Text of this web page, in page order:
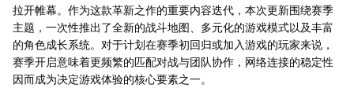
拉开帷幕。作为这款革新之作的重要内容迭代，本次更新围绕赛季
主题，一次性推出了全新的战斗地图、多元化的游戏模式以及丰富
的角色成长系统。对于计划在赛季初回归或加入游戏的玩家来说，
赛季开启意味着更频繁的匹配对战与团队协作，网络连接的稳定性
因而成为决定游戏体验的核心要素之一。